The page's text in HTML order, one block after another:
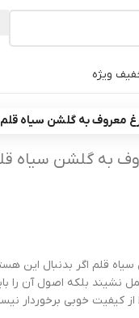
ویژه
معروف به گلشن سیاه قلم
به گلشن سیاه
اگر بدنبال این
بلکه اصول آن را
کیفیت خوبی برخوردار